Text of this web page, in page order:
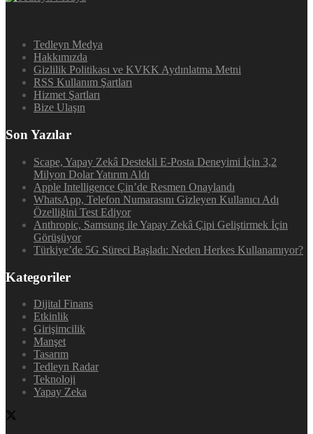
Tedleyn Medya
Hakkımızda
Gizlilik Politikası ve KVKK Aydınlatma Metni
RSS Kullanım Şartları
Hizmet Şartları
Bize Ulaşın
Son Yazılar
Scape, Yapay Zekâ Destekli E-Posta Deneyimi İçin 3,2
Milyon Dolar Yatırım Aldı
Apple Intelligence Çin’de Resmen Onaylandı
WhatsApp, Telefon Numarasını Gizleyen Kullanıcı Adı
Özelliğini Test Ediyor
Anthropic, Samsung ile Yapay Zekâ Çipi Geliştirmek İçin
Görüşüyor
Türkiye’de 5G Süreci Başladı: Neden Herkes Kullanamıyor?
Kategoriler
Dijital Finans
Etkinlik
Girişimcilik
Manşet
Tasarım
Tedleyn Radar
Teknoloji
Yapay Zeka